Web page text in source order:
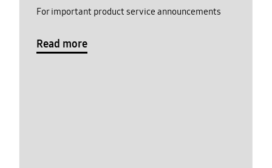
For important product service announcements
Read more